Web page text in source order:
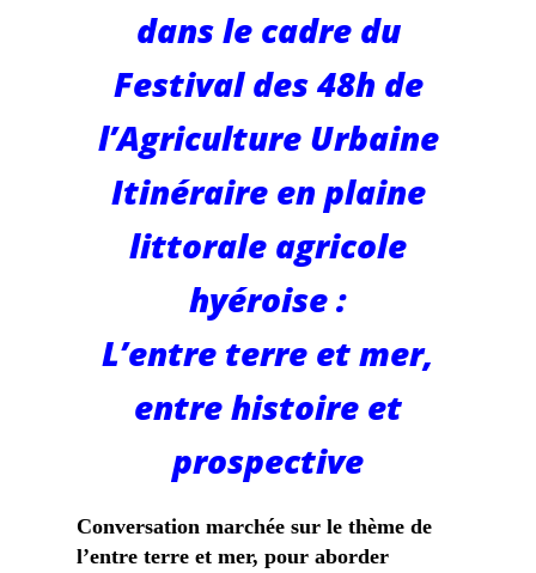
dans le cadre du
Festival des 48h de
l’Agriculture Urbaine
Itinéraire en plaine
littorale agricole
hyéroise :
L’entre terre et mer,
entre histoire et
prospective
Conversation marchée sur le thème de
l’entre terre et mer, pour aborder